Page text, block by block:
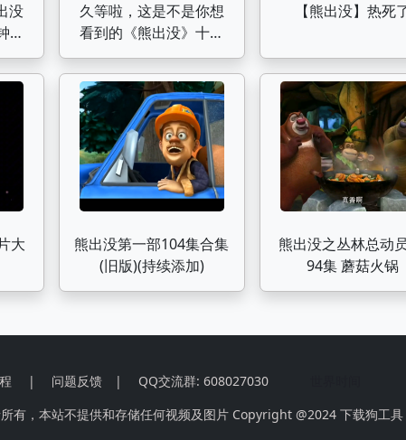
没
完
久等啦，这是不是你想
看到的《熊出没》十周
年主题曲MV？点击查收
十年珍藏回忆！
【熊出没】热死
大
熊出没第一部104集合集
(旧版)(持续添加)
熊出没之丛林总动员
94集 蘑菇火锅
| 问题反馈 | QQ交流群: 608027030
有，本站不提供和存储任何视频及图片 Copyright @2024 下载狗工具